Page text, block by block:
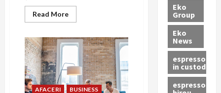
Read MoreRead
more
de
afaceri
Revista-
Antreprenorului.ro
AFACERI BUSINESS
Eko
Group
Eko
News
espressoare
in custodie
espressor